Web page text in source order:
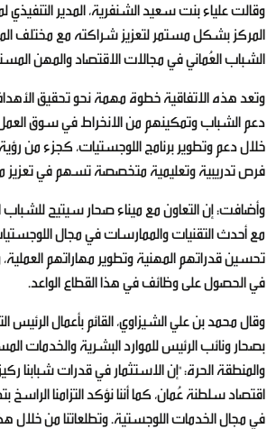
وقالت علياء بنت سعيد الشنفرية، المدير
المركز بشكل مستمر لتعزيز شراكته مع مختلف
الشباب العُماني في مجالات الاقتصاد والمهن
وتعد هذه الاتفاقية خطوة مهمة نحو تحقيق
دعم الشباب وتمكينهم من الانخراط في سوق
خلال دعم وتطوير برنامج اللوجستيات، كجزء من
فرص تدريبية وتعليمية متخصصة تسهم في تعزيز
وأضافت: إن التعاون مع ميناء صحار سيتيح للشباب
مع أحدث التقنيات والممارسات في مجال
تحسين قدراتهم المهنية وتطوير مهاراتهم العملية،
في الحصول على وظائف في هذا القطاع الواعد.
وقال محمد بن علي الشيزاوي، القائم بأعمال الرئيس
بصحار ونائب الرئيس للموارد البشرية والخدمات
والمنطقة الحرة: "إن الاستثمار في قدرات شبابنا
اقتصاد سلطنة عُمان، كما أننا نؤكد التزامنا
في مجال الخدمات اللوجستية. وتطلعاتنا من خلال هذا